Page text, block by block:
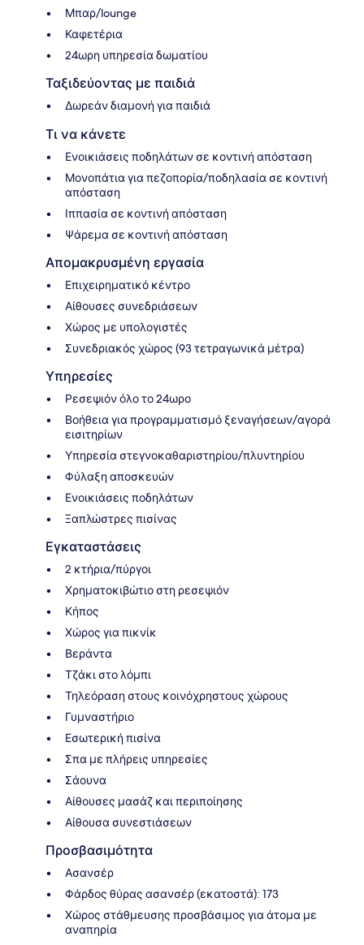
Μπαρ/lounge
Καφετέρια
24ωρη υπηρεσία δωματίου
Ταξιδεύοντας με παιδιά
Δωρεάν διαμονή για παιδιά
Τι να κάνετε
Ενοικιάσεις ποδηλάτων σε κοντινή απόσταση
Μονοπάτια για πεζοπορία/ποδηλασία σε κοντινή
απόσταση
Ιππασία σε κοντινή απόσταση
Ψάρεμα σε κοντινή απόσταση
Απομακρυσμένη εργασία
Επιχειρηματικό κέντρο
Αίθουσες συνεδριάσεων
Χώρος με υπολογιστές
Συνεδριακός χώρος (93 τετραγωνικά μέτρα)
Υπηρεσίες
Ρεσεψιόν όλο το 24ωρο
Βοήθεια για προγραμματισμό ξεναγήσεων/αγορά
εισιτηρίων
Υπηρεσία στεγνοκαθαριστηρίου/πλυντηρίου
Φύλαξη αποσκευών
Ενοικιάσεις ποδηλάτων
Ξαπλώστρες πισίνας
Εγκαταστάσεις
2 κτήρια/πύργοι
Χρηματοκιβώτιο στη ρεσεψιόν
Κήπος
Χώρος για πικνίκ
Βεράντα
Τζάκι στο λόμπι
Τηλεόραση στους κοινόχρηστους χώρους
Γυμναστήριο
Εσωτερική πισίνα
Σπα με πλήρεις υπηρεσίες
Σάουνα
Αίθουσες μασάζ και περιποίησης
Αίθουσα συνεστιάσεων
Προσβασιμότητα
Ασανσέρ
Φάρδος θύρας ασανσέρ (εκατοστά): 173
Χώρος στάθμευσης προσβάσιμος για άτομα με
αναπηρία